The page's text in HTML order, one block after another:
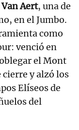
Aert, una de
en el Jumbo.
como
venció en
el Mont
y alzó los
Elíseos de
del